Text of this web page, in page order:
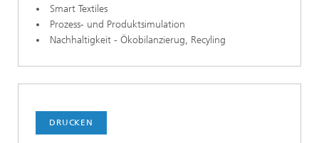
Smart Textiles
Prozess- und Produktsimulation
Nachhaltigkeit - Ökobilanzierug, Recyling
DRUCKEN